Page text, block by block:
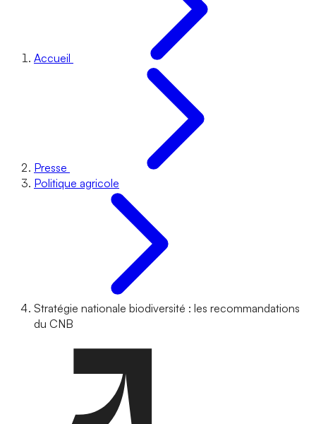
Accueil
Presse
Politique agricole
Stratégie nationale biodiversité : les recommandations
du CNB